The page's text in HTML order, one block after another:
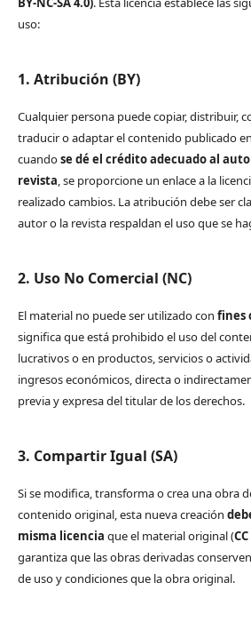
uso:
1. Atribución (BY)
Cualquier persona puede copiar, distribuir,
traducir o adaptar el contenido publicado
cuandose dé el crédito adecuado al
revista, se proporcione un enlace a la
realizado cambios. La atribución debe ser
autor o la revista respaldan el uso que se
2. Uso No Comercial (NC)
El material no puede ser utilizado con fines
significa que está prohibido el uso del
lucrativos o en productos, servicios o
ingresos económicos, directa o
previa y expresa del titular de los derechos.
3. Compartir Igual (SA)
Si se modifica, transforma o crea una obra
contenido original, esta nueva creación
misma licencia que el material original (
garantiza que las obras derivadas
de uso y condiciones que la obra original.